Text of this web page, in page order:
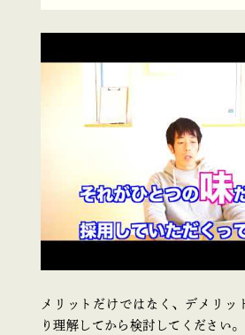
メリットだけではなく、デメリッ
り理解してから検討してください。